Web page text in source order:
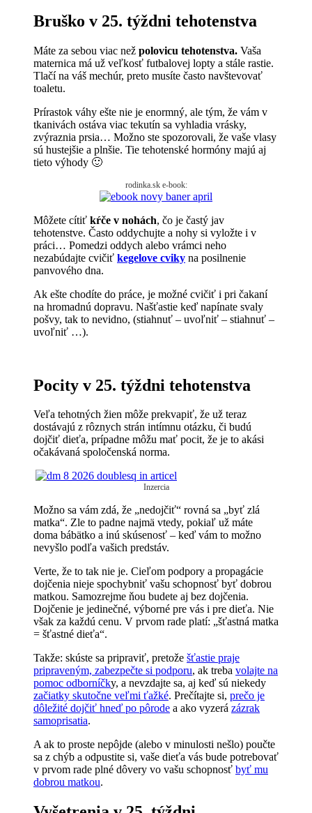
Bruško v 25. týždni tehotenstva
Máte za sebou viac než polovicu tehotenstva. Vaša
maternica má už veľkosť futbalovej lopty a stále rastie.
Tlačí na váš mechúr, preto musíte často navštevovať
toaletu.
Prírastok váhy ešte nie je enormný, ale tým, že vám v
tkanivách ostáva viac tekutín sa vyhladia vrásky,
zvýraznia prsia… Možno ste spozorovali, že vaše vlasy
sú hustejšie a plnšie. Tie tehotenské hormóny majú aj
tieto výhody 🙂
rodinka.sk e-book:
Môžete cítiť kŕče v nohách, čo je častý jav
tehotenstve. Často oddychujte a nohy si vyložte i v
práci… Pomedzi oddych alebo vrámci neho
nezabúdajte cvičiť kegelove cviky na posilnenie
panvového dna.
Ak ešte chodíte do práce, je možné cvičiť i pri čakaní
na hromadnú dopravu. Našťastie keď napínate svaly
pošvy, tak to nevidno, (stiahnuť – uvoľniť – stiahnuť –
uvoľniť …).
Pocity v 25. týždni tehotenstva
Veľa tehotných žien môže prekvapiť, že už teraz
dostávajú z rôznych strán intímnu otázku, či budú
dojčiť dieťa, prípadne môžu mať pocit, že je to akási
očakávaná spoločenská norma.
Inzercia
Možno sa vám zdá, že „nedojčiť“ rovná sa „byť zlá
matka“. Zle to padne najmä vtedy, pokiaľ už máte
doma bábätko a inú skúsenosť – keď vám to možno
nevyšlo podľa vašich predstáv.
Verte, že to tak nie je. Cieľom podpory a propagácie
dojčenia nieje spochybniť vašu schopnosť byť dobrou
matkou. Samozrejme ňou budete aj bez dojčenia.
Dojčenie je jedinečné, výborné pre vás i pre dieťa. Nie
však za každú cenu. V prvom rade platí: „šťastná matka
= šťastné dieťa“.
Takže: skúste sa pripraviť, pretože šťastie praje
pripraveným, zabezpečte si podporu, ak treba volajte na
pomoc odborníčky, a nevzdajte sa, aj keď sú niekedy
začiatky skutočne veľmi ťažké. Prečítajte si, prečo je
dôležité dojčiť hneď po pôrode a ako vyzerá zázrak
samoprisatia.
A ak to proste nepôjde (alebo v minulosti nešlo) poučte
sa z chýb a odpustite si, vaše dieťa vás bude potrebovať
v prvom rade plné dôvery vo vašu schopnosť byť mu
dobrou matkou.